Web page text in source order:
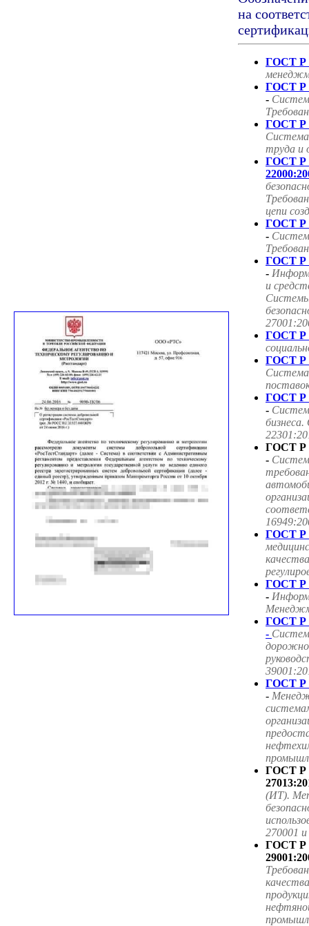
на
ГОСТ Р
ГОСТ Р
-
ГОСТ Р
труда и
ГОСТ
цепи
ГОСТ Р
-
ГОСТ Р
-
и
ГОСТ Р
ГОСТ Р
ГОСТ Р
-
ГОСТ Р
-
ГОСТ Р
ГОСТ Р
-
ГОСТ Р
-
ГОСТ Р
-
ГОСТ
(ИТ).
270001
ГОСТ